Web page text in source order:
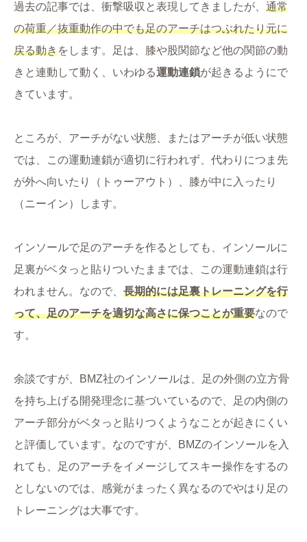
過去の記事では、衝撃吸収と表現してきましたが、 通常
の荷重／抜重動作の中でも足のアーチはつぶれたり元に
戻る動きをします。足は、膝や股関節など他の関節の動
きと連動して動く、いわゆる運動連鎖が起きるようにで
きています。
ところが、アーチがない状態、またはアーチが低い状態
では、この運動連鎖が適切に行われず、代わりにつま先
が外へ向いたり（トゥーアウト）、膝が中に入ったり
（ニーイン）します。
インソールで足のアーチを作るとしても、インソールに
足裏がベタっと貼りついたままでは、この運動連鎖は行
われません。なので、 長期的には足裏トレーニングを行
って、足のアーチを適切な高さに保つことが重要なので
す。
余談ですが、BMZ社のインソールは、足の外側の立方骨
を持ち上げる開発理念に基づいているので、足の内側の
アーチ部分がベタっと貼りつくようなことが起きにくい
と評価しています。なのですが、BMZのインソールを入
れても、足のアーチをイメージしてスキー操作をするの
としないのでは、感覚がまったく異なるのでやはり足の
トレーニングは大事です。